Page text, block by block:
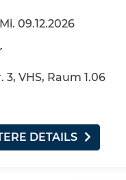
Mi. 09.12.2026
VHS, Raum 1.06
DETAILS